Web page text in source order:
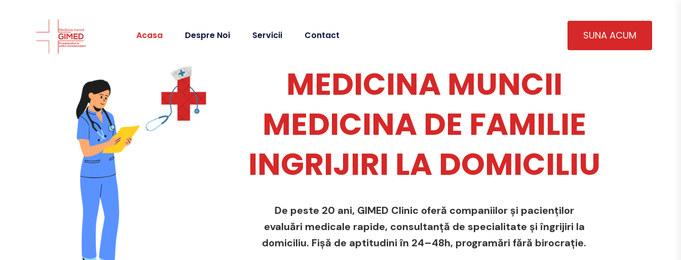
Acasa Despre Noi Servicii Contact SUNA ACUM
MEDICINA MUNCII
MEDICINA DE FAMILIE
INGRIJIRI LA DOMICILIU
De peste 20 ani, GIMED Clinic oferă companiilor și pacienților
evaluări medicale rapide, consultanță de specialitate și îngrijiri la
domiciliu. Fișă de aptitudini în 24–48h, programări fără birocrație.